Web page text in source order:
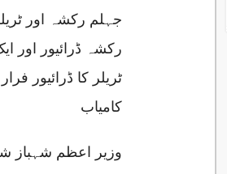
جہلم رکشہ اور
رکشہ ڈرائیور اور
ٹریلر کا ڈرائیور
کامیاب
وزیر اعظم شہباز